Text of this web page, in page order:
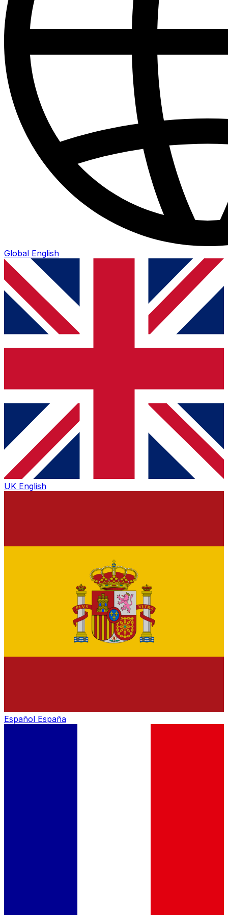
Global English
UK English
Español España